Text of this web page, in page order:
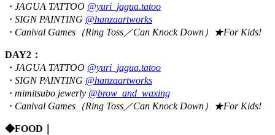
・JAGUA TATTOO @yuri_jagua.tatoo
・SIGN PAINTING @hanzaartworks
・Canival Games（Ring Toss／Can Knock Down）★For Kids!
DAY2：
・JAGUA TATTOO @yuri_jagua.tatoo
・SIGN PAINTING @hanzaartworks
・mimitsubo jewerly @brow_and_waxing
・Canival Games（Ring Toss／Can Knock Down）★For Kids!
◆FOOD｜